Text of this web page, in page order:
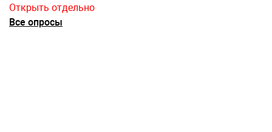
Открыть отдельно
Все опросы